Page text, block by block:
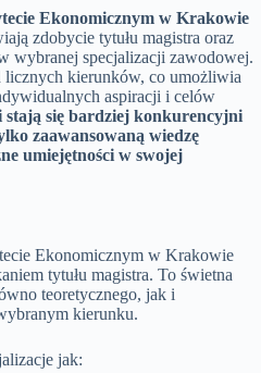
Ekonomicznym w Krakowie
zdobycie tytułu magistra oraz
wybranej specjalizacji zawodowej.
licznych kierunków, co umożliwia
aspiracji i celów
stają się bardziej konkurencyjni
zaawansowaną wiedzę
umiejętności w swojej
Ekonomicznym w Krakowie
tytułu magistra. To świetna
teoretycznego, jak i
kierunku.
jak: